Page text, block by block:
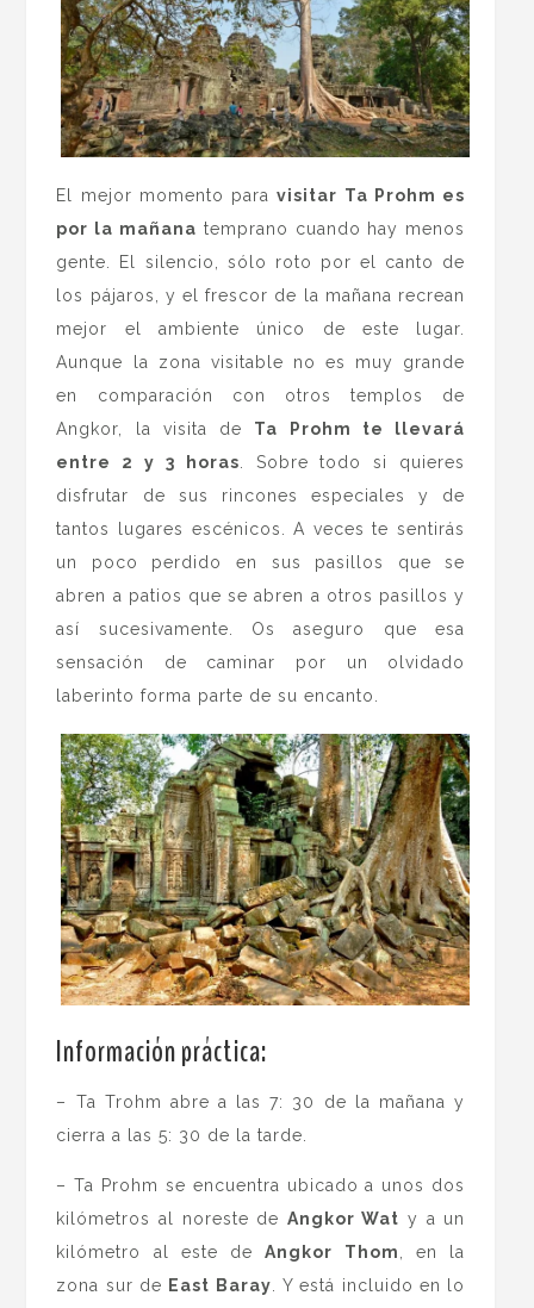
El mejor momento paravisitar Ta Prohm es
por la mañana temprano cuando hay menos
gente. El silencio, sólo roto por el canto de
los pájaros, y el frescor de la mañana recrean
mejor el ambiente único de este lugar.
Aunque la zona visitable no es muy grande
en comparación con otros templos de
Angkor, la visita de Ta Prohm te llevará
entre 2 y 3 horas . Sobre todo si quieres
disfrutar de sus rincones especiales y de
tantos lugares escénicos. A veces te sentirás
un poco perdido en sus pasillos que se
abren a patios que se abren a otros pasillos y
así sucesivamente. Os aseguro que esa
sensación de caminar por un olvidado
laberinto forma parte de su encanto.
Información práctica:
– Ta Trohm abre a las 7: 30 de la mañana y
cierra a las 5: 30 de la tarde.
– Ta Prohm se encuentra ubicado a unos dos
kilómetros al noreste de Angkor Wat y a un
kilómetro al este deAngkor Thom, en la
zona sur de East Baray. Y está incluido en lo